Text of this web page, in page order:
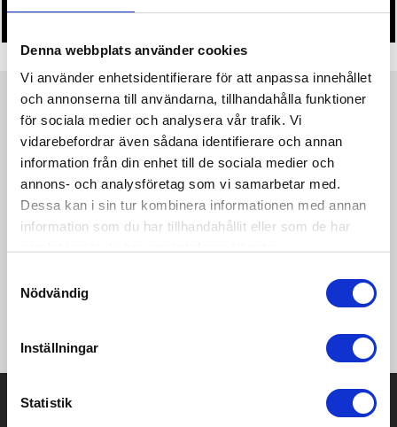
Denna webbplats använder cookies
Vi använder enhetsidentifierare för att anpassa innehållet
och annonserna till användarna, tillhandahålla funktioner
för sociala medier och analysera vår trafik. Vi
vidarebefordrar även sådana identifierare och annan
information från din enhet till de sociala medier och
annons- och analysföretag som vi samarbetar med.
Dessa kan i sin tur kombinera informationen med annan
information som du har tillhandahållit eller som de har
Nödvändig
Inställningar
Statistik
• Tryckfil/er logo laddas upp i kassan.
ProduktinformationSpecifikationerPristabellRecensioner
Everyday Bike Liner Shorts är tunna innershorts designade att
bäras under träningsbyxor eller shorts vid spinning eller vanlig
cykling. Dessa funktionella innershorts är sydda i ett
ventilerande tyg av återvunnen polyamid och elastan, vilket
ger effektiv fukttransport och bra passform. Infinity C4 Pad
ger bra dämpning mot cykelsadeln medan elastisk resår i midja
material av återvunnen polyamid och elastan • Resår i midjan •
Resår med silikonlogo i bensluten • Infinity C4 Pad Men • Tight
Prisuppgift på mailen?